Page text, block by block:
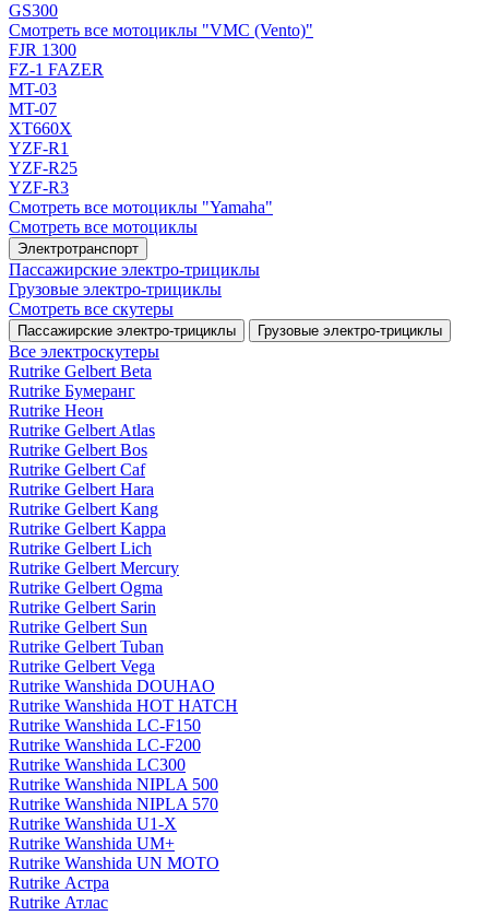
GS300
Смотреть все мотоциклы "VMC (Vento)"
FJR 1300
FZ-1 FAZER
MT-03
MT-07
XT660X
YZF-R1
YZF-R25
YZF-R3
Смотреть все мотоциклы "Yamaha"
Смотреть все мотоциклы
Электротранспорт
Пассажирские электро‑трициклы
Грузовые электро‑трициклы
Смотреть все скутеры
Пассажирские электро‑трициклы Грузовые электро‑трициклы
Все электро­скутеры
Rutrike Gelbert Beta
Rutrike Бумеранг
Rutrike Неон
Rutrike Gelbert Atlas
Rutrike Gelbert Bos
Rutrike Gelbert Caf
Rutrike Gelbert Hara
Rutrike Gelbert Kang
Rutrike Gelbert Kappa
Rutrike Gelbert Lich
Rutrike Gelbert Mercury
Rutrike Gelbert Ogma
Rutrike Gelbert Sarin
Rutrike Gelbert Sun
Rutrike Gelbert Tuban
Rutrike Gelbert Vega
Rutrike Wanshida DOUHAO
Rutrike Wanshida HOT HATCH
Rutrike Wanshida LC-F150
Rutrike Wanshida LC-F200
Rutrike Wanshida LC300
Rutrike Wanshida NIPLA 500
Rutrike Wanshida NIPLA 570
Rutrike Wanshida U1-X
Rutrike Wanshida UM+
Rutrike Wanshida UN MOTO
Rutrike Астра
Rutrike Атлас